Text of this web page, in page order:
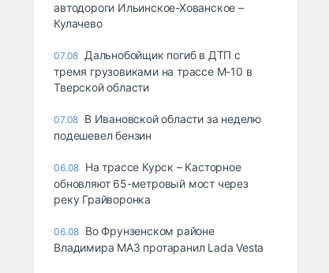
автодороги Ильинское-Хованское –
Кулачево
07.08 Дальнобойщик погиб в ДТП с
тремя грузовиками на трассе М-10 в
Тверской области
07.08 В Ивановской области за неделю
подешевел бензин
06.08 На трассе Курск – Касторное
обновляют 65-метровый мост через
реку Грайворонка
06.08 Во Фрунзенском районе
Владимира МАЗ протаранил Lada Vesta